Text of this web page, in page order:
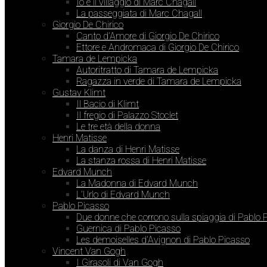
La passeggiata di Marc Chagall
Giorgio De Chirico
Canto d’Amore di Giorgio De Chirico
Ettore e Andromaca di Giorgio De Chirico
Tamara de Lempicka
Autoritratto di Tamara de Lempicka
Ragazza in verde di Tamara de Lempicka
Gustav Klimt
Il Bacio di Klimt
Il fregio di Palazzo Stoclet
Le tre età della donna
Henri Matisse
La danza di Henri Matisse
La stanza rossa di Henri Matisse
Edvard Munch
La Madonna di Edvard Munch
L’Urlo di Edvard Munch
Pablo Picasso
Due donne che corrono sulla spiaggia di Pablo
Guernica di Pablo Picasso
Les demoiselles d’Avignon di Pablo Picasso
Vincent Van Gogh
I Girasoli di Van Gogh